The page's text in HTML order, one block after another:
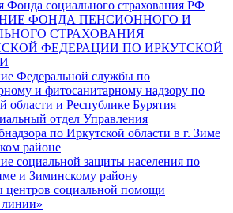
Фонда социального страхования РФ
ФОНДА ПЕНСИОННОГО И
СТРАХОВАНИЯ
ФЕДЕРАЦИИ ПО ИРКУТСКОЙ
Федеральной службы по
и фитосанитарному надзору по
области и Республике Бурятия
отдел Управления
по Иркутской области в г. Зиме
районе
социальной защиты населения по
и Зиминскому району
центров социальной помощи
линии»